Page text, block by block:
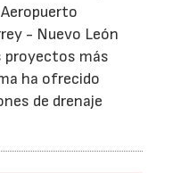
- Nuevo León
proyectos más
ha ofrecido
de drenaje